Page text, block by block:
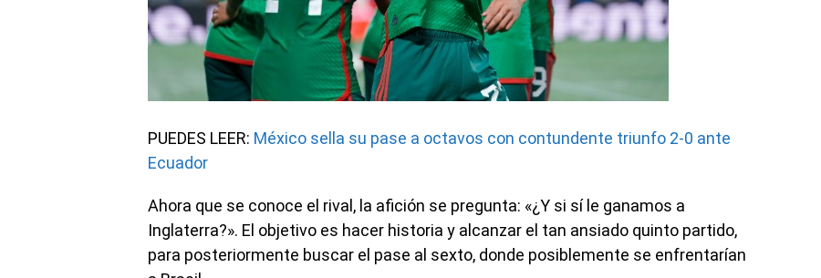
PUEDES LEER: México sella su pase a octavos con contundente triunfo 2-0 ante
Ecuador
Ahora que se conoce el rival, la afición se pregunta: «¿Y si sí le ganamos a
Inglaterra?». El objetivo es hacer historia y alcanzar el tan ansiado quinto partido,
para posteriormente buscar el pase al sexto, donde posiblemente se enfrentarían